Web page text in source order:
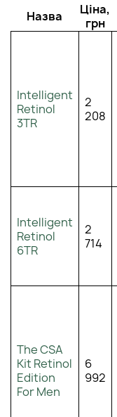
Назва
Ціна,
грн
Intelligent
Retinol
3TR
2
208
Intelligent
Retinol
6TR
2
714
The CSA
Kit Retinol
Edition
For Men
6
992